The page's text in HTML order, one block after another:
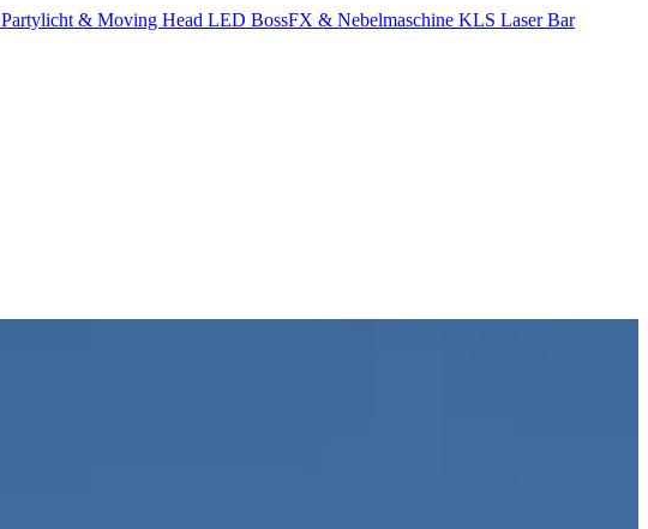
Partylicht & Moving Head LED BossFX & Nebelmaschine KLS Laser Bar